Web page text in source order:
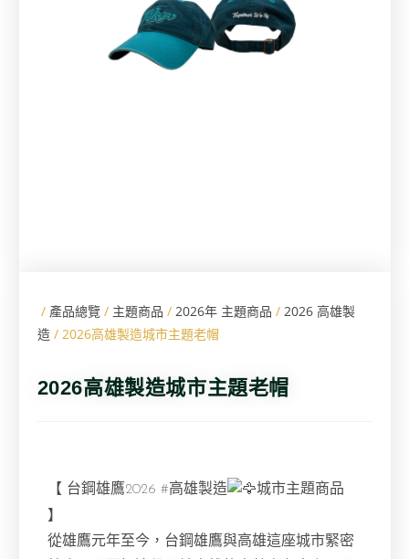
/ 產品總覽/ 主題商品 / 2026年 主題商品 / 2026 高雄製
造/ 2026高雄製造城市主題老帽
2026高雄製造城市主題老帽
【 台鋼雄鷹2026 #高雄製造
城市主題商品
】
從雄鷹元年至今，台鋼雄鷹與高雄這座城市緊密